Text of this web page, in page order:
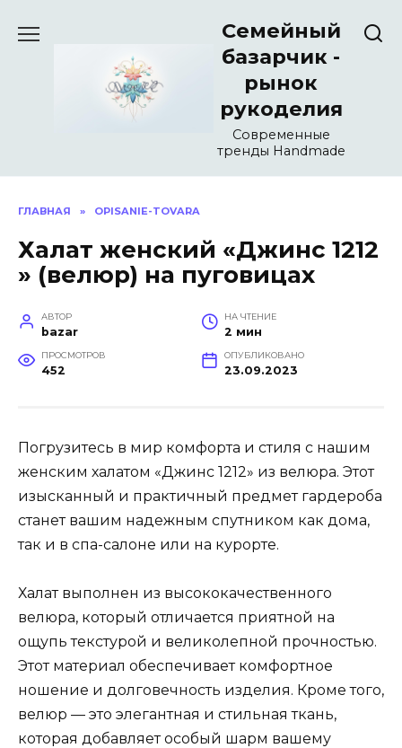
Семейный
базарчик -
рынок
рукоделия
Современные
тренды Handmade
ГЛАВНАЯ » OPISANIE-TOVARA
Халат женский «Джинс 1212
» (велюр) на пуговицах
АВТОР
bazar
НА ЧТЕНИЕ
2 мин
ПРОСМОТРОВ
452
ОПУБЛИКОВАНО
23.09.2023
Погрузитесь в мир комфорта и стиля с нашим
женским халатом «Джинс 1212» из велюра. Этот
изысканный и практичный предмет гардероба
станет вашим надежным спутником как дома,
так и в спа-салоне или на курорте.
Халат выполнен из высококачественного
велюра, который отличается приятной на
ощупь текстурой и великолепной прочностью.
Этот материал обеспечивает комфортное
ношение и долговечность изделия. Кроме того,
велюр — это элегантная и стильная ткань,
которая добавляет особый шарм вашему